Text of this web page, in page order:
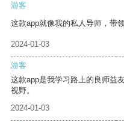
游客
这款app就像我的私人导师，带
2024-01-03
游客
这款app是我学习路上的良师益
视野。
2024-01-03